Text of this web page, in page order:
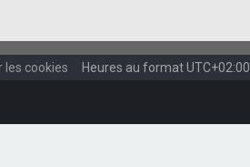
Heures au formatUTC+02:00
les cookies